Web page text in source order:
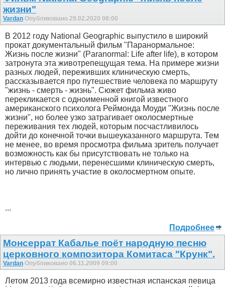
жизни"
Vardan Опубликовано 29.02.2020 08:00
В 2012 году National Geographic выпустило в широкий
прокат документальный фильм "Паранормальное:
Жизнь после жизни" (Paranormal: Life after life), в котором
затронута эта животрепещущая тема. На примере жизни
разных людей, переживших клиническую смерть,
рассказывается про путешествие человека по маршруту
"жизнь - смерть - жизнь". Сюжет фильма живо
перекликается с одноименной книгой известного
американского психолога Реймонда Моуди "Жизнь после
жизни", но более узко затрагивает околосмертные
переживания тех людей, которым посчастливилось
дойти до конечной точки вышеуказанного маршрута. Тем
не менее, во время просмотра фильма зритель получает
возможность как бы присутствовать не только на
интервью с людьми, перенесшими клиническую смерть,
но лично принять участие в околосмертном опыте.
...
Подробнее
Монсеррат Кабалье поёт народную песню
церковного композитора Комитаса "Крунк".
Vardan Опубликовано 06.11.2009 09:00
Летом 2013 года всемирно известная испанская певица